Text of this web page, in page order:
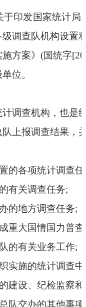
发国家统计局
调查队机构设置
方案》(国统字
位。
查机构，也是
上报调查结果，
各项统计调查任
关调查任务;
地方调查任务;
大国情国力普查
有关业务工作;
施的统计调查中
设、纪检监察和
交办的其他事项